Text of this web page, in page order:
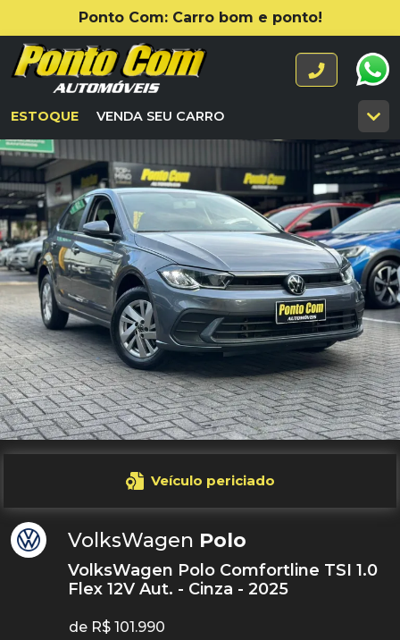
Ponto Com: Carro bom e ponto!
ESTOQUE VENDA SEU CARRO
Veículo periciado
VolksWagen Polo
VolksWagen Polo Comfortline TSI 1.0
Flex 12V Aut. - Cinza - 2025
de R$ 101.990